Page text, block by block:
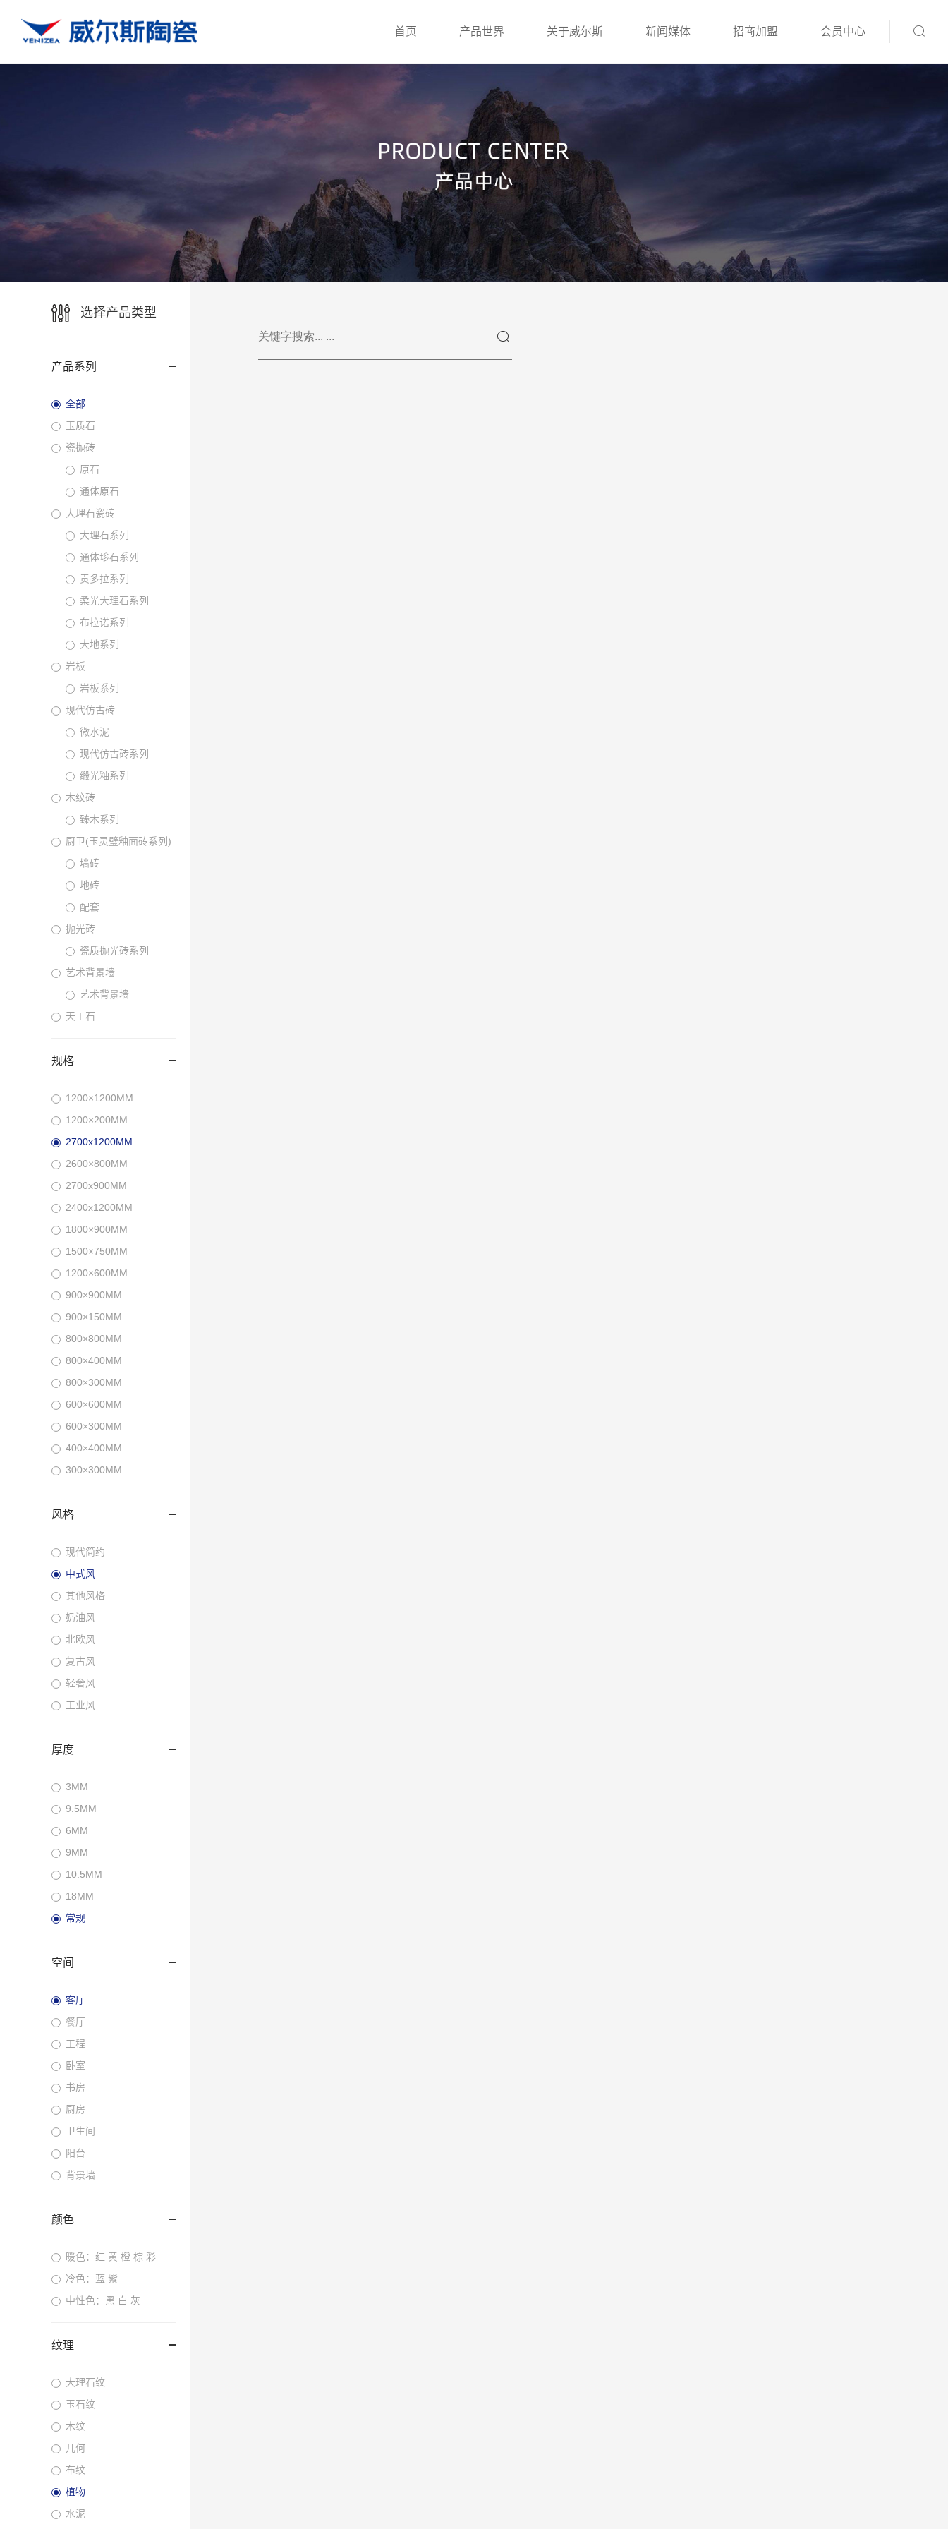
首页 产品世界 关于威尔斯 新闻媒体 招商加盟 会员中心
选择产品类型
产品系列
全部
玉质石
瓷抛砖
原石
通体原石
大理石瓷砖
大理石系列
通体珍石系列
贡多拉系列
柔光大理石系列
布拉诺系列
大地系列
岩板
岩板系列
现代仿古砖
微水泥
现代仿古砖系列
缎光釉系列
木纹砖
臻木系列
厨卫(玉灵璧釉面砖系列)
墙砖
地砖
配套
抛光砖
瓷质抛光砖系列
艺术背景墙
艺术背景墙
天工石
规格
1200×1200MM
1200×200MM
2700x1200MM
2600×800MM
2700x900MM
2400x1200MM
1800×900MM
1500×750MM
1200×600MM
900×900MM
900×150MM
800×800MM
800×400MM
800×300MM
600×600MM
600×300MM
400×400MM
300×300MM
风格
现代简约
中式风
其他风格
奶油风
北欧风
复古风
轻奢风
工业风
厚度
3MM
9.5MM
6MM
9MM
10.5MM
18MM
常规
空间
客厅
餐厅
工程
卧室
书房
厨房
卫生间
阳台
背景墙
颜色
暖色：红 黄 橙 棕 彩
冷色：蓝 紫
中性色：黑 白 灰
纹理
大理石纹
玉石纹
木纹
几何
布纹
植物
水泥